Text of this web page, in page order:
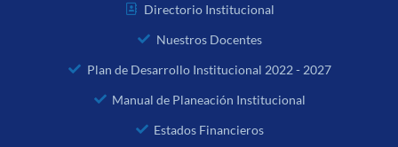
Directorio Institucional
Nuestros Docentes
Plan de Desarrollo Institucional 2022 - 2027
Manual de Planeación Institucional
Estados Financieros